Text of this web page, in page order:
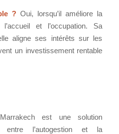
? Oui, lorsqu’il améliore la
et l’occupation. Sa
aligne ses intérêts sur les
un investissement rentable
est une solution
entre l’autogestion et la